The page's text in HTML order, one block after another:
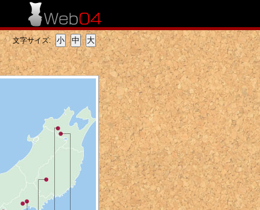
文字サイズ: